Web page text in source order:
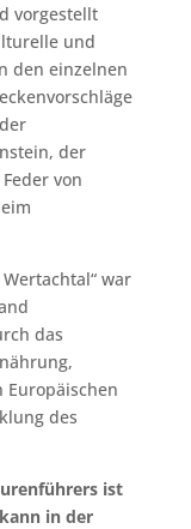
vorgestellt
und
den einzelnen
der
von
war
das
des
ist
in der